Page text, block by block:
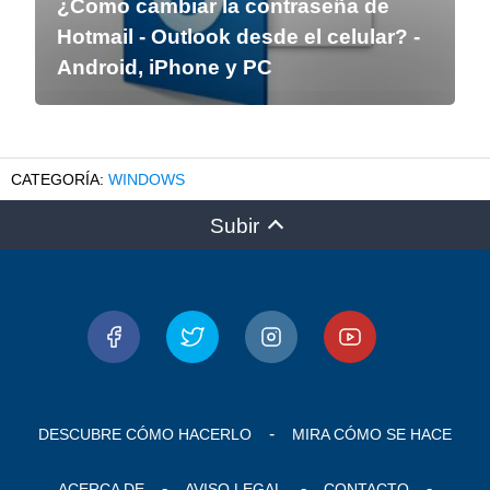
¿Como cambiar la contraseña de
Hotmail - Outlook desde el celular? -
Android, iPhone y PC
WINDOWS
Subir
DESCUBRE CÓMO HACERLO MIRA CÓMO SE HACE